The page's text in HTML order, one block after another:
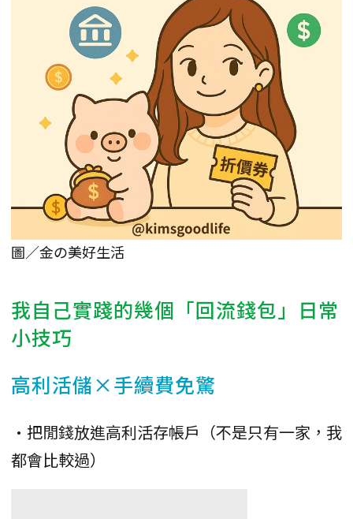
圖／金の美好生活
我自己實踐的幾個「回流錢包」日常
小技巧
高利活儲×手續費免驚
•把閒錢放進高利活存帳戶（不是只有一家，我
都會比較過）